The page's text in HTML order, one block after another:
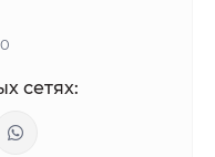
сетях: